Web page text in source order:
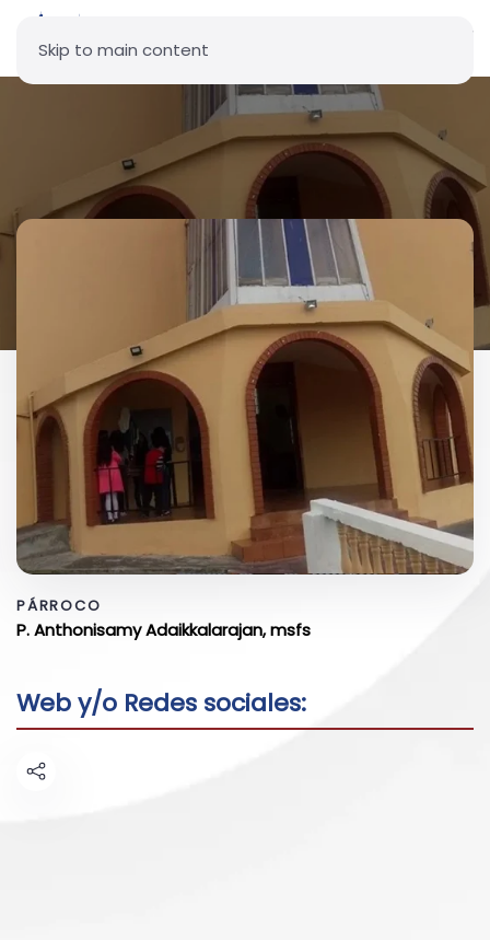
Skip to main content
Parroquia Nuestra Señora de
los Dolores (La Armenia)
PÁRROCO
P. Anthonisamy Adaikkalarajan, msfs
Web y/o Redes sociales: